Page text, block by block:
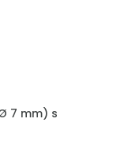
7 mm) s